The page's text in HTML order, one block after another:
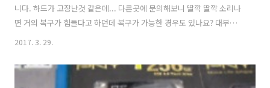
니다. 하드가 고장난것 같은데... 다른곳에 문의해보니 딸깍 딸깍 소리나
면 거의 복구가 힘들다고 하던데 복구가 가능한 경우도 있나요? 대부분
사진들이라 꼭 살리고 싶습니다. 입고내역 입고: 경기도 포천시 영북면
하드 인식안됨, 딸깍 딸깍 소리가 남 중요데이터: 가족사진 손상증상 및
점검내역 외장하드에서 딸깍 딸깍 또는 슥슥 긁히는 소음이 발생되면 대
2017. 3. 29.